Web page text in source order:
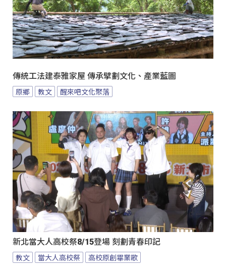
傳統工法建泰雅家屋 傳承擘劃文化、產業藍圖
原鄉 教文 醒來吧文化聚落
新北當大人高校祭8/15登場 刻劃青春印記
教文 當大人高校祭 高校原創畢業歌